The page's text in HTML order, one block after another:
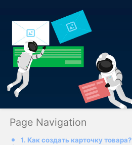
Page Navigation
1. Как создать карточку товара?